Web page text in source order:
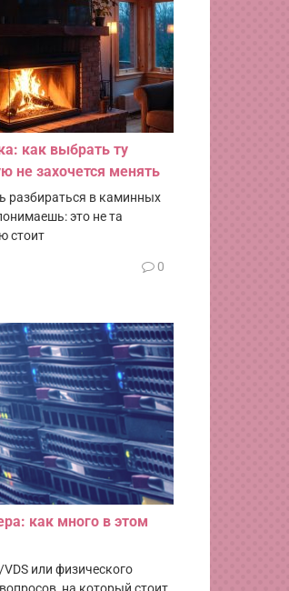
как выбрать ту
не захочется менять
разбираться в каминных
это не та
стоит
0
как много в этом
или физического